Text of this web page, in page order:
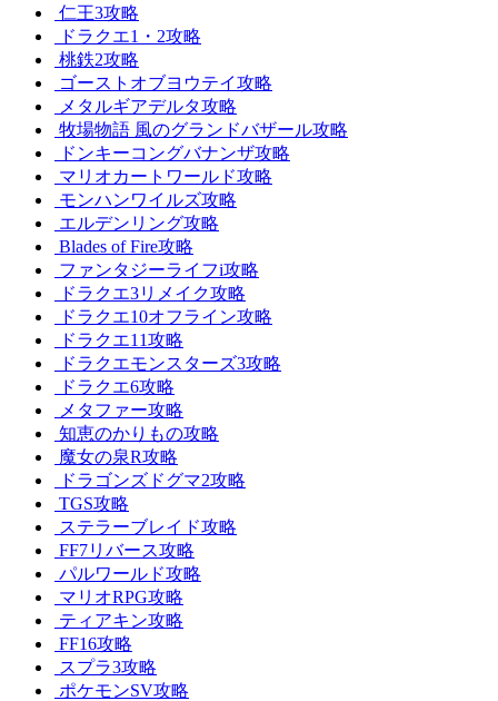
仁王3攻略
ドラクエ1・2攻略
桃鉄2攻略
ゴーストオブヨウテイ攻略
メタルギアデルタ攻略
牧場物語 風のグランドバザール攻略
ドンキーコングバナンザ攻略
マリオカートワールド攻略
モンハンワイルズ攻略
エルデンリング攻略
Blades of Fire攻略
ファンタジーライフi攻略
ドラクエ3リメイク攻略
ドラクエ10オフライン攻略
ドラクエ11攻略
ドラクエモンスターズ3攻略
ドラクエ6攻略
メタファー攻略
知恵のかりもの攻略
魔女の泉R攻略
ドラゴンズドグマ2攻略
TGS攻略
ステラーブレイド攻略
FF7リバース攻略
パルワールド攻略
マリオRPG攻略
ティアキン攻略
FF16攻略
スプラ3攻略
ポケモンSV攻略